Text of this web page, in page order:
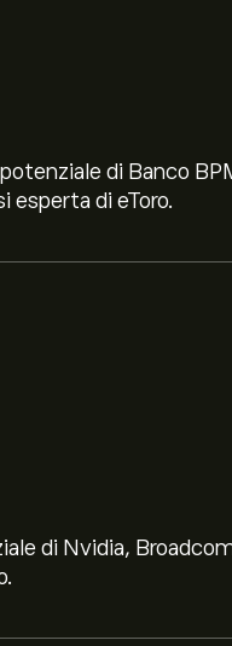
di Banco
esperta di eToro.
di Nvidia,
& Robotics ETF è di
di eToro e riduci lo
& Robotics